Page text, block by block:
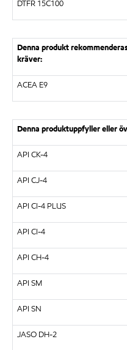
DTFR 15C100
Denna produkt
kräver:
ACEA E9
Denna produktuppfyller eller
API CK-4
API CJ-4
API CI-4 PLUS
API CI-4
API CH-4
API SM
API SN
JASO DH-2